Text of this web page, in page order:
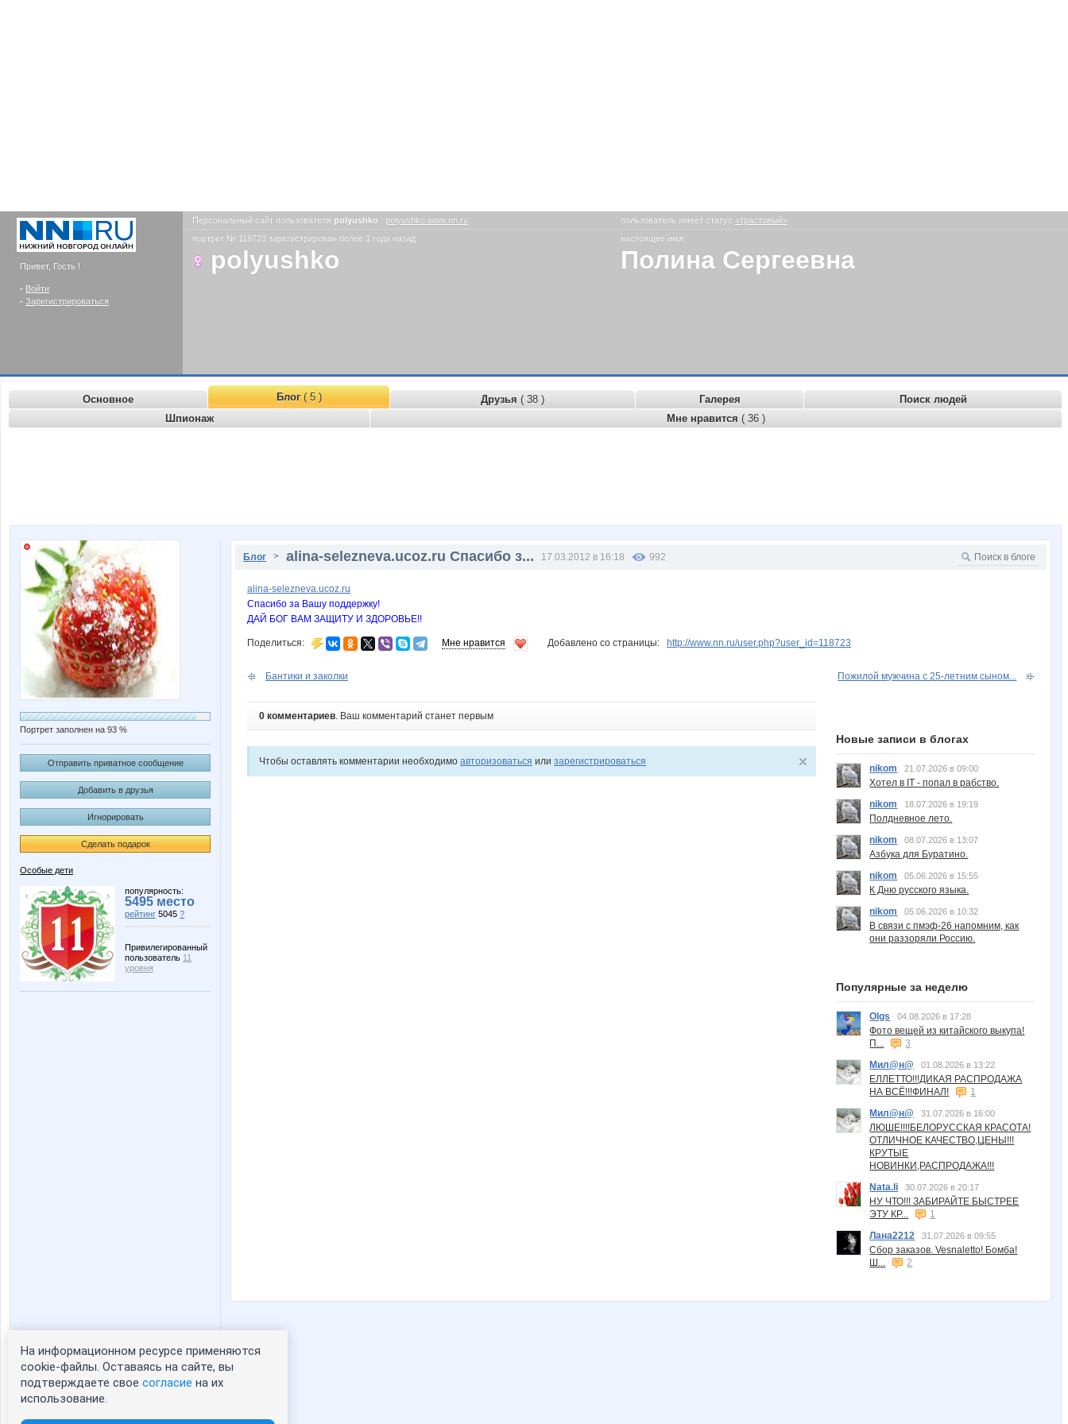
Привет, Гость !
- Войти
- Зарегистрироваться
Персональный сайт пользователя polyushko : polyushko.www.nn.ru пользователь имеет статус «трастовый»
портрет № 118723 зарегистрирован более 1 года назад
polyushko
настоящее имя:
Полина Сергеевна
Основное Блог( 5 ) Друзья ( 38 ) Галерея
Поиск людей
Шпионаж
Мне нравится ( 36 )
Портрет заполнен на 93 %
Отправить приватное сообщение
Добавить в друзья
Игнорировать
Сделать подарок
Особые дети
популярность:
5495 место
рейтинг 5045 ?
Привилегированный
пользователь 11
уровня
Статистика портрета:
сейчас просматривают портрет - 0
зарегистрированные пользователи
Блог > alina-selezneva.ucoz.ru Спасибо з... 17.03.2012 в 16:18 992
alina-selezneva.ucoz.ru
Спасибо за Вашу поддержку!
ДАЙ БОГ ВАМ ЗАЩИТУ И ЗДОРОВЬЕ!!
Поделиться: Мне нравится Добавлено со страницы: http://www.nn.ru/user.php?user_id=118723
Бантики и заколки Пожилой мужчина с 25-летним сыном...
0 комментариев. Ваш комментарий станет первым
Чтобы оставлять комментарии необходимо авторизоваться или зарегистрироваться
Новые записи в блогах
nikom 21.07.2026 в 09:00
Хотел в IT - попал в рабство.
nikom
18.07.2026 в 19:19
Полдневное лето.
nikom
08.07.2026 в 13:07
Азбука для Буратино.
nikom
05.06.2026 в 15:55
К Дню русского языка.
nikom
05.06.2026 в 10:32
В связи с пмэф-26 напомним, как
они раззоряли Россию.
Популярные за неделю
Olgs 04.08.2026 в 17:28
Фото вещей из китайского выкупа!
П...
3
Мил@н@
01.08.2026 в 13:22
ЕЛЛЕТТО!!!ДИКАЯ РАСПРОДАЖА
НА ВСЁ!!!ФИНАЛ!
1
Мил@н@
31.07.2026 в 16:00
ЛЮШЕ!!!!БЕЛОРУССКАЯ КРАСОТА!
ОТЛИЧНОЕ КАЧЕСТВО,ЦЕНЫ!!!
КРУТЫЕ
НОВИНКИ,РАСПРОДАЖА!!!
Nata.li
30.07.2026 в 20:17
НУ ЧТО!!! ЗАБИРАЙТЕ БЫСТРЕЕ
ЭТУ КР...
1
Лана2212
31.07.2026 в 09:55
Сбор заказов. Vesnaletto! Бомба!
Ш...
2
На информационном ресурсе применяются
cookie-файлы. Оставаясь на сайте, вы
подтверждаете свое согласие на их
использование.